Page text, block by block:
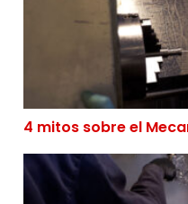
4 mitos sobre el
Mecanizado CNC en